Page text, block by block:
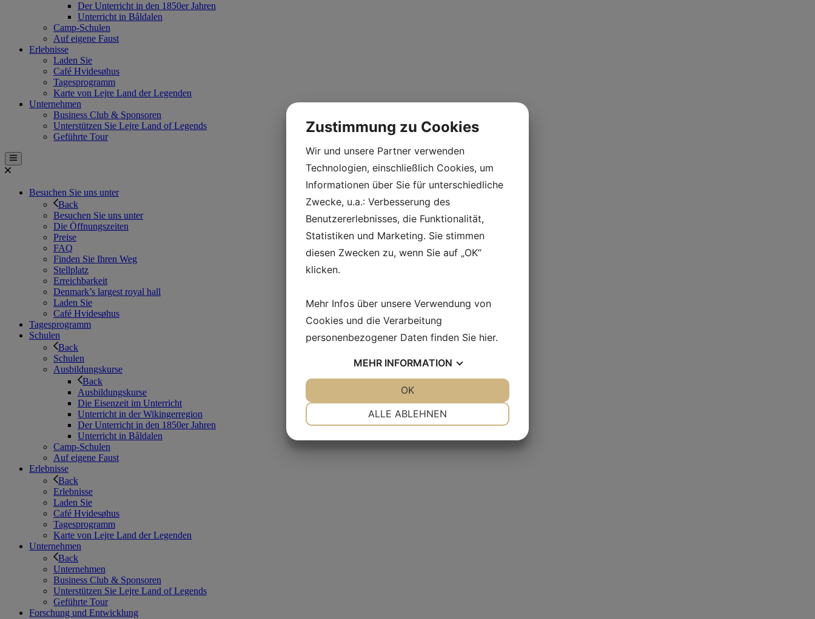
Der Unterricht in den 1850er Jahren
Unterricht in Båldalen
Camp-Schulen
Auf eigene Faust
Erlebnisse
Laden Sie
Café Hvidesøhus
Tagesprogramm
Karte von Lejre Land der Legenden
Unternehmen
Business Club & Sponsoren
Unterstützen Sie Lejre Land of Legends
Geführte Tour
Besuchen Sie uns unter
Back
Besuchen Sie uns unter
Die Öffnungszeiten
Preise
FAQ
Finden Sie Ihren Weg
Stellplatz
Erreichbarkeit
Denmark’s largest royal hall
Laden Sie
Café Hvidesøhus
Tagesprogramm
Schulen
Back
Schulen
Ausbildungskurse
Back
Ausbildungskurse
Die Eisenzeit im Unterricht
Unterricht in der Wikingerregion
Der Unterricht in den 1850er Jahren
Unterricht in Båldalen
Camp-Schulen
Auf eigene Faust
Erlebnisse
Back
Erlebnisse
Laden Sie
Café Hvidesøhus
Tagesprogramm
Karte von Lejre Land der Legenden
Unternehmen
Back
Unternehmen
Business Club & Sponsoren
Unterstützen Sie Lejre Land of Legends
Geführte Tour
Forschung und Entwicklung
Zustimmung zu Cookies
Wir und unsere Partner verwenden
Technologien, einschließlich Cookies, um
Informationen über Sie für unterschiedliche
Zwecke, u.a.: Verbesserung des
Benutzererlebnisses, die Funktionalität,
Statistiken und Marketing. Sie stimmen
diesen Zwecken zu, wenn Sie auf „OK“
klicken.
Mehr Infos über unsere Verwendung von
Cookies und die Verarbeitung
personenbezogener Daten finden Sie hier.
MEHR INFORMATION
ALLE ABLEHNEN
OK